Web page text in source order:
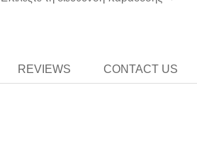
REVIEWS CONTACT US